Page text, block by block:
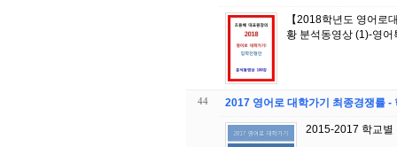
【2018학년도 영어로
44 2017 영어로 대학가기 최종경쟁률 -
2015-2017 학교별